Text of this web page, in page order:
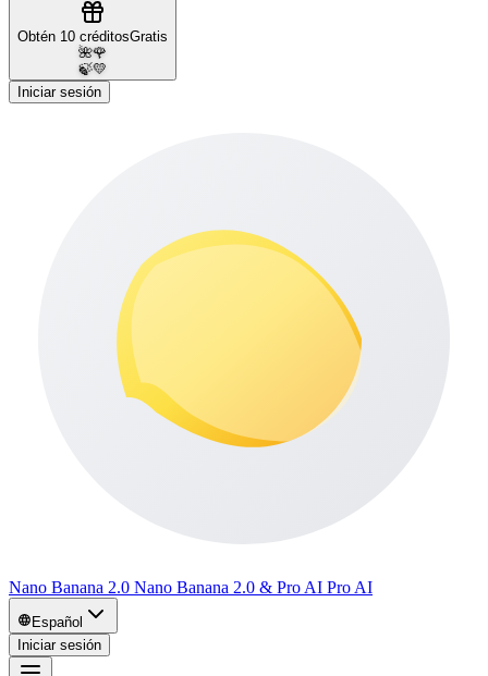
Obtén 10 créditosGratis
🌺🌹
🍃💛
Iniciar sesión
Nano Banana 2.0 Nano Banana 2.0 & Pro AI Pro AI
Español
Iniciar sesión